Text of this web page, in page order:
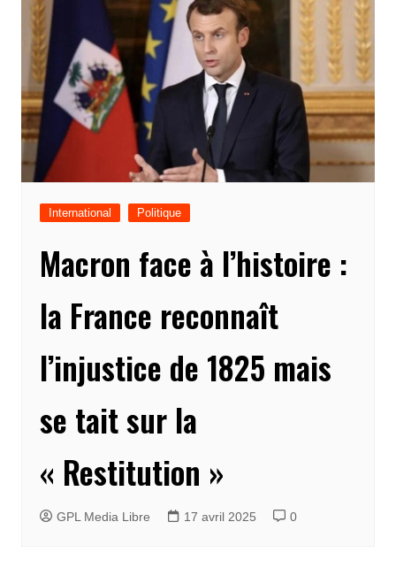
International Politique
Macron face à l’histoire :
la France reconnaît
l’injustice de 1825 mais
se tait sur la
« Restitution »
GPL Media Libre 17 avril 2025 0